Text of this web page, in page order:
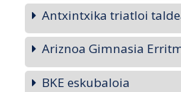
Antxintxika triatloi
Ariznoa Gimnasia
BKE eskubaloia